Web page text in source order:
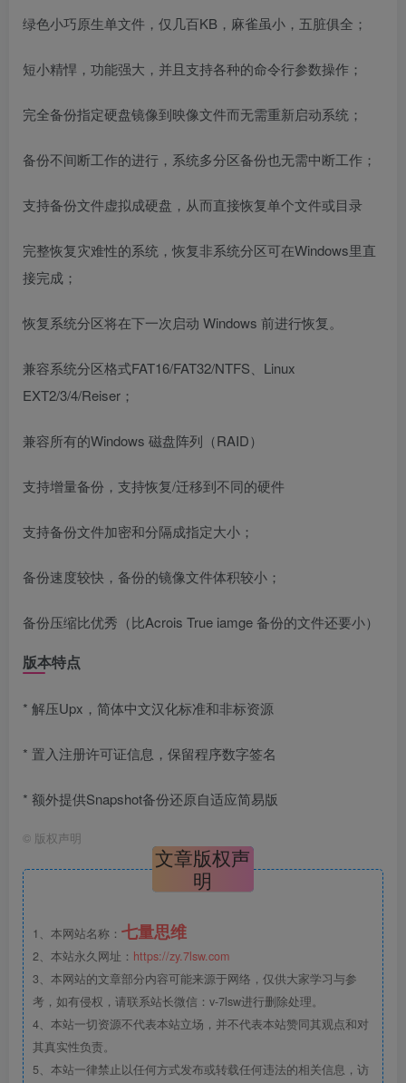
绿色小巧原生单文件，仅几百KB，麻雀虽小，五脏俱全；
短小精悍，功能强大，并且支持各种的命令行参数操作；
完全备份指定硬盘镜像到映像文件而无需重新启动系统；
备份不间断工作的进行，系统多分区备份也无需中断工作；
支持备份文件虚拟成硬盘，从而直接恢复单个文件或目录
完整恢复灾难性的系统，恢复非系统分区可在Windows里直
接完成；
恢复系统分区将在下一次启动 Windows 前进行恢复。
兼容系统分区格式FAT16/FAT32/NTFS、Linux
EXT2/3/4/Reiser；
兼容所有的Windows 磁盘阵列（RAID）
支持增量备份，支持恢复/迁移到不同的硬件
支持备份文件加密和分隔成指定大小；
备份速度较快，备份的镜像文件体积较小；
备份压缩比优秀（比Acrois True iamge 备份的文件还要小）
版本特点
* 解压Upx，简体中文汉化标准和非标资源
* 置入注册许可证信息，保留程序数字签名
* 额外提供Snapshot备份还原自适应简易版
© 版权声明
文章版权声
明
1、本网站名称： 七量思维
2、本站永久网址： https://zy.7lsw.com
3、本网站的文章部分内容可能来源于网络，仅供大家学习与参
考，如有侵权，请联系站长微信：v-7lsw进行删除处理。
4、本站一切资源不代表本站立场，并不代表本站赞同其观点和对
其真实性负责。
5、本站一律禁止以任何方式发布或转载任何违法的相关信息，访